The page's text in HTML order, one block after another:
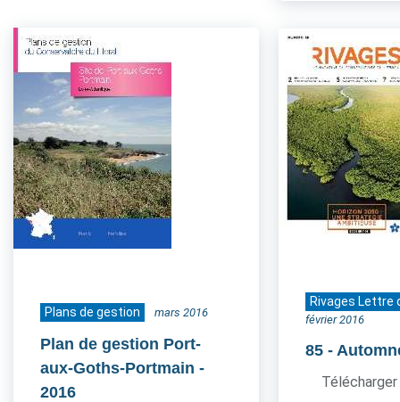
Plans de gestion mars 2016
Plan de gestion Port-
aux-Goths-Portmain -
2016
Rivages Lettre
février 2016
85 -